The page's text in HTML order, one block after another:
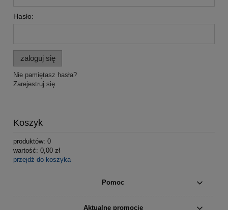
Hasło:
zaloguj się
Nie pamiętasz hasła?
Zarejestruj się
Koszyk
produktów: 0
wartość: 0,00 zł
przejdź do koszyka
Pomoc
Aktualne promocje